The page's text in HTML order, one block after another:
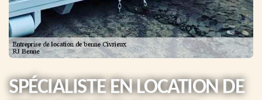
SPÉCIALISTE EN LOCATION DE